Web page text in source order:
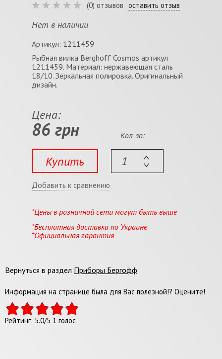
(0) отзывов оставить отзыв
Нет в наличии
Артикул: 1211459
Рыбная вилка Berghoff Cosmos артикул
1211459. Материал: нержавеющая сталь
18/10. Зеркальная полировка. Оригинальный
дизайн.
Цена:
86 грн
Купить
Кол-во:
Добавить к сравнению
*Цены в розничной сети могут быть выше
*Бесплатная доставка по Украине
*Официальная гарантия
Вернуться в раздел Приборы Бергофф
Информация на странице была для Вас полезной!? Оцените!
Рейтинг: 5.0/5 1 голос